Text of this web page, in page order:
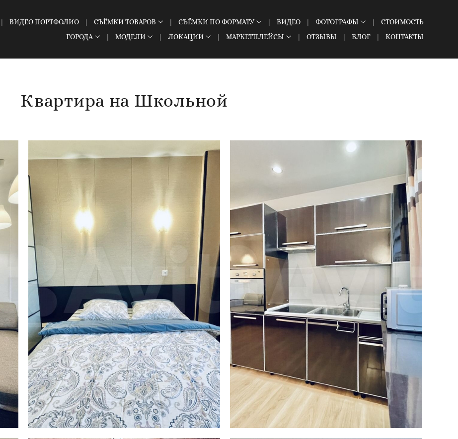
ВИДЕО ПОРТФОЛИО СЪЁМКИ ТОВАРОВ СЪЁМКИ ПО ФОРМАТУ ВИДЕО ФОТОГРАФЫ
СТОИМОСТЬ
ГОРОДА
МОДЕЛИ ЛОКАЦИИ МАРКЕТПЛЕЙСЫ ОТЗЫВЫ БЛОГ КОНТАКТЫ
Квартира на Школьной